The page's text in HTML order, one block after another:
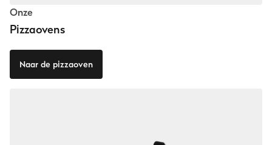
Onze
Pizzaovens
Naar de pizzaoven